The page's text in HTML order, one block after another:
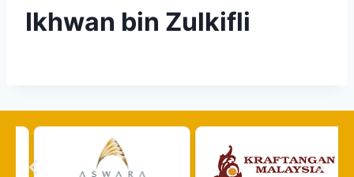
Ikhwan bin Zulkifli